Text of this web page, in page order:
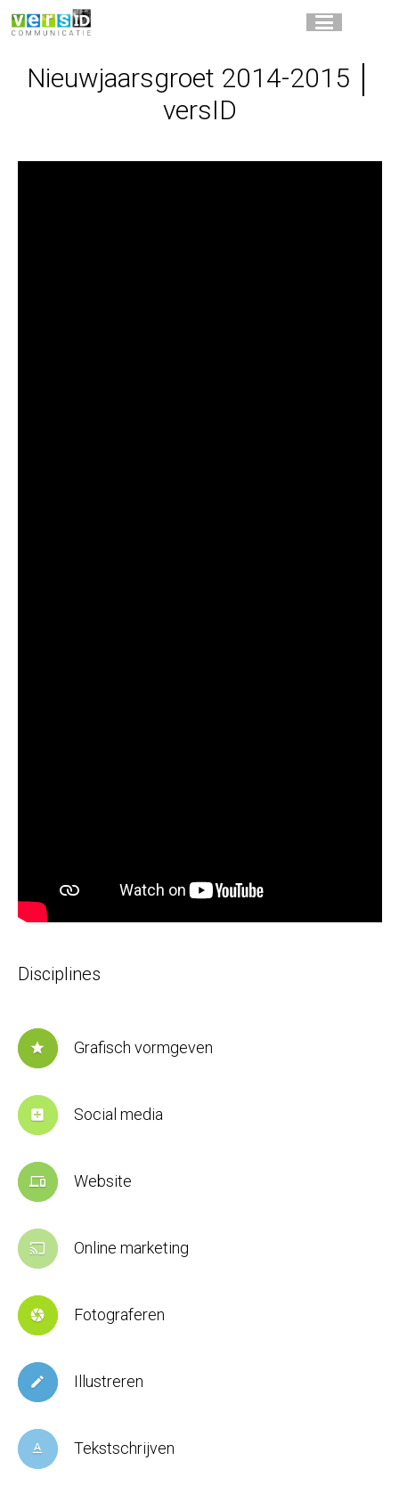
Nieuwjaarsgroet 2014-2015 │
versID
Disciplines
star Grafisch vormgeven
add_box Social media
devices Website
cast Online marketing
camera Fotograferen
create Illustreren
text_format Tekstschrijven